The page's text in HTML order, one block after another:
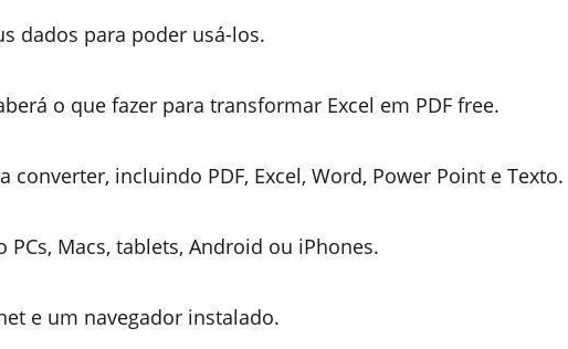
dados para poder usá-los.
o que fazer para transformar Excel em PDF free.
incluindo PDF, Excel, Word, Power Point e Texto.
Macs, tablets, Android ou iPhones.
e um navegador instalado.